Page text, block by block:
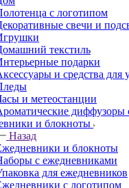
с логотипом
свечи и
текстиль
подарки
и средства для
и метеостанции
диффузоры
и блокноты
Назад
и блокноты
с ежедневниками
для ежедневников
с логотипом